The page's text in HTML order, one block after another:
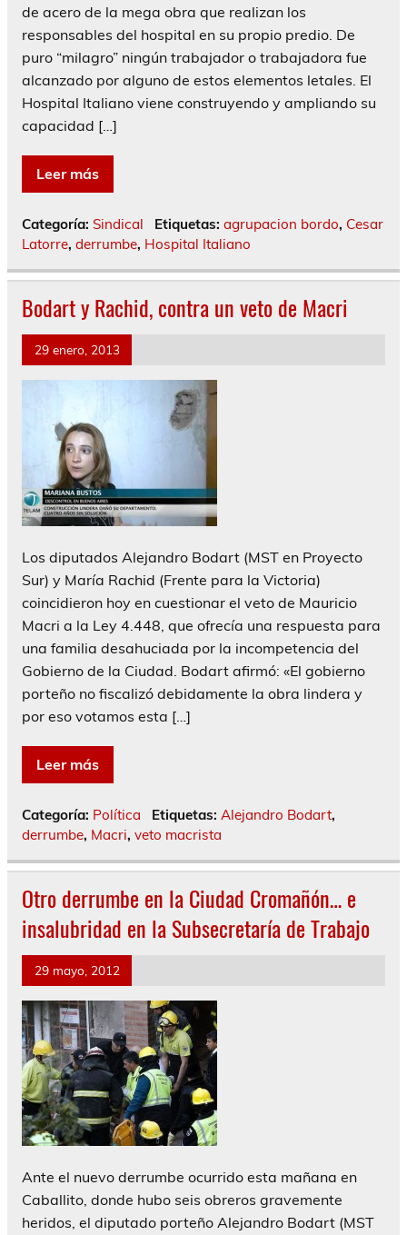
de acero de la mega obra que realizan los
responsables del hospital en su propio predio. De
puro “milagro” ningún trabajador o trabajadora fue
alcanzado por alguno de estos elementos letales. El
Hospital Italiano viene construyendo y ampliando su
capacidad […]
Leer más
Categoría: Sindical Etiquetas: agrupacion bordo, Cesar
Latorre, derrumbe, Hospital Italiano
Bodart y Rachid, contra un veto de Macri
29 enero, 2013
Los diputados Alejandro Bodart (MST en Proyecto
Sur) y María Rachid (Frente para la Victoria)
coincidieron hoy en cuestionar el veto de Mauricio
Macri a la Ley 4.448, que ofrecía una respuesta para
una familia desahuciada por la incompetencia del
Gobierno de la Ciudad. Bodart afirmó: «El gobierno
porteño no fiscalizó debidamente la obra lindera y
por eso votamos esta […]
Leer más
Categoría: Política Etiquetas: Alejandro Bodart,
derrumbe, Macri, veto macrista
Otro derrumbe en la Ciudad Cromañón… e
insalubridad en la Subsecretaría de Trabajo
29 mayo, 2012
Ante el nuevo derrumbe ocurrido esta mañana en
Caballito, donde hubo seis obreros gravemente
heridos, el diputado porteño Alejandro Bodart (MST